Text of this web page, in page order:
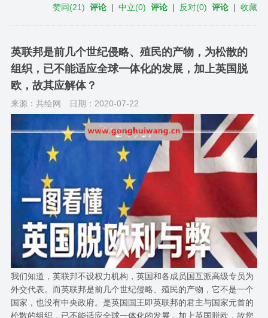
赞同(21) 评论 |中立(0) 评论 | 反对(0) 评论 |收藏
英联邦是前几个世纪侵略、殖民的产物，为松散的
组织，已不能适应全球一体化的发展，加上英国脱
欧，故其应解体？
来源：共绘网 日期：2020-07-22
我们知道，英联邦不设权力机构，英国和各成员国互派高级专员为
外交代表。而英联邦是前几个世纪侵略、殖民的产物，它不是一个
国家，也没有中央政府。是英国国王即英联邦的君主与国家元首的
松散的组织，已不能适应全球一体化的发展，加上英国脱欧，故您